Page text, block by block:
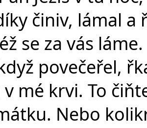
činiv, lámal a
se za vás
povečeřel,
mé krvi. To
Nebo